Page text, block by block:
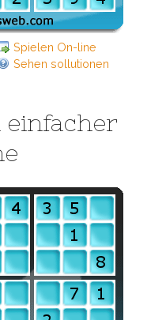
Spielen On-line
Sehen sollutionen
einfacher